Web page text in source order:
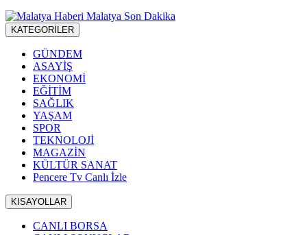
KATEGORİLER
GÜNDEM
ASAYİŞ
EKONOMİ
EĞİTİM
SAĞLIK
YAŞAM
SPOR
TEKNOLOJİ
MAGAZİN
KÜLTÜR SANAT
Pencere Tv Canlı İzle
KISAYOLLAR
CANLI BORSA